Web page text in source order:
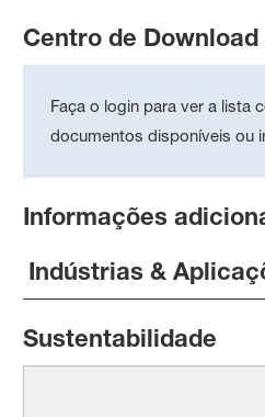
Centro de
Faça o login para ver a lista
documentos disponíveis ou
Informações
Indústrias &
Sustentabilidade